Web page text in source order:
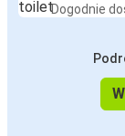
Dogodnie